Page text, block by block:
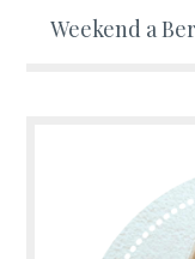
Weekend a